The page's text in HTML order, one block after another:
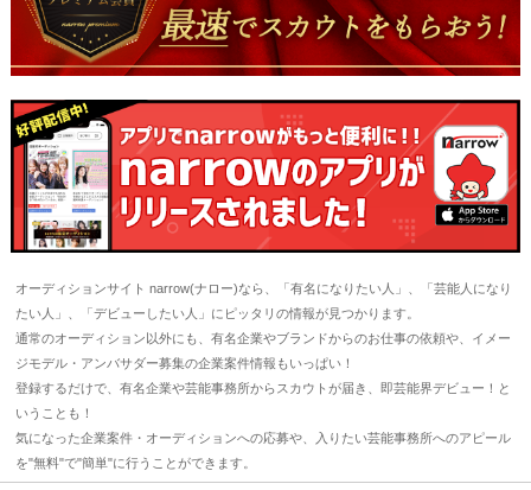
オーディションサイト narrow(ナロー)なら、「有名になりたい人」、「芸能人になり
たい人」、「デビューしたい人」にピッタリの情報が見つかります。
通常のオーディション以外にも、有名企業やブランドからのお仕事の依頼や、イメー
ジモデル・アンバサダー募集の企業案件情報もいっぱい！
登録するだけで、有名企業や芸能事務所からスカウトが届き、即芸能界デビュー！と
いうことも！
気になった企業案件・オーディションへの応募や、入りたい芸能事務所へのアピール
を"無料"で"簡単"に行うことができます。